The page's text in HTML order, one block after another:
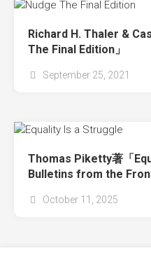
Richard H. Thaler &
The Final Edition」
September 25, 2021
Thomas Piketty著「
Bulletins from the
October 11, 2025